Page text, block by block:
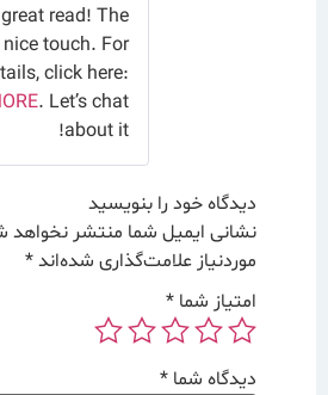
read! The
touch. For
click here:
. Let’s chat
about it!
دیدگاه خود را بنویسید
نشانی ایمیل شما منتشر نخواهد
موردنیاز علامت‌گذاری شده‌اند*
امتیاز شما *
دیدگاه شما *